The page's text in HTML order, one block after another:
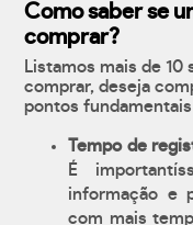
Como saber se
comprar?
Listamos mais de
comprar, deseja
pontos
Tempo de
É
informação e
com mais